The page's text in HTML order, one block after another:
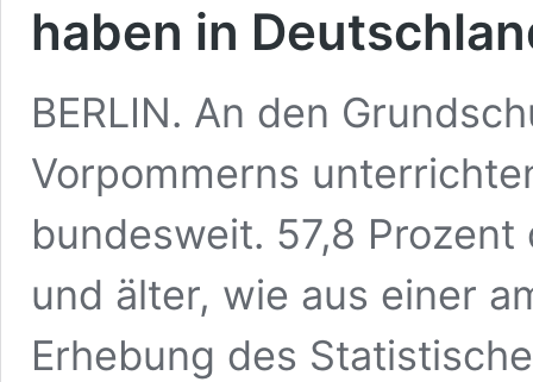
haben in
BERLIN. An den
Vorpommerns
bundesweit. 57,8
und älter, wie aus einer
Erhebung des